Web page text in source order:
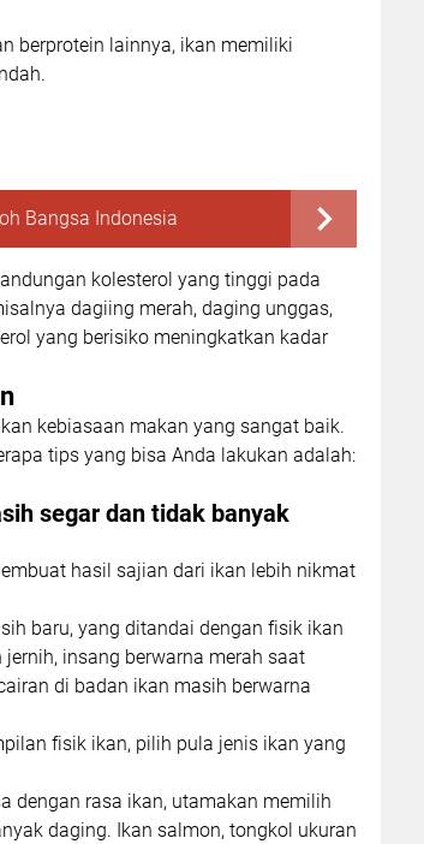
berprotein lainnya, ikan memiliki
Bangsa Indonesia
kolesterol yang tinggi pada
dagiing merah, daging unggas,
yang berisiko meningkatkan kadar
kebiasaan makan yang sangat baik.
tips yang bisa Anda lakukan adalah:
segar dan tidak banyak
hasil sajian dari ikan lebih nikmat
baru, yang ditandai dengan fisik ikan
insang berwarna merah saat
di badan ikan masih berwarna
fisik ikan, pilih pula jenis ikan yang
dengan rasa ikan, utamakan memilih
daging. Ikan salmon, tongkol ukuran